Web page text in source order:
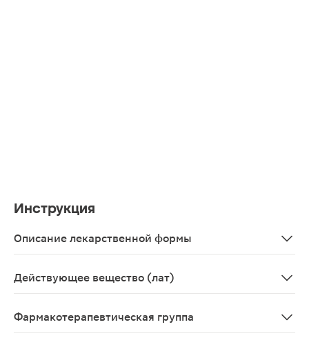
Инструкция
Описание лекарственной формы
Действующее вещество (лат)
Фармакотерапевтическая группа